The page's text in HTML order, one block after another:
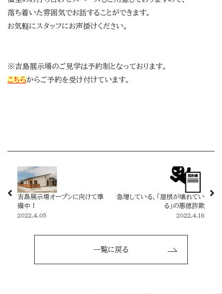
落ち着いた雰囲気でお話することができます。
お気軽にスタッフにお声掛けください。
※吉島展示場のご見学は予約制となっております。
こちらからご予約を受け付けています。
吉島展示場オープンに向けて準
備中！
2022.4.05
急増している、「屋根が壊れてい
る」の悪徳詐欺
2022.4.18
一覧に戻る